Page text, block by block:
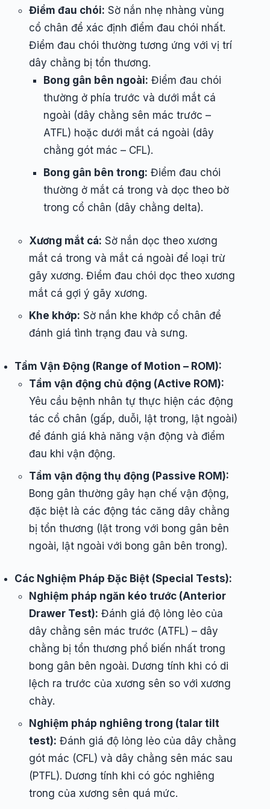
Điểm đau chói: Sờ nắn nhẹ nhàng vùng
cổ chân để xác định điểm đau chói nhất.
Điểm đau chói thường tương ứng với vị trí
dây chằng bị tổn thương.
Bong gân bên ngoài: Điểm đau chói
thường ở phía trước và dưới mắt cá
ngoài (dây chằng sên mác trước –
ATFL) hoặc dưới mắt cá ngoài (dây
chằng gót mác – CFL).
Bong gân bên trong: Điểm đau chói
thường ở mắt cá trong và dọc theo bờ
trong cổ chân (dây chằng delta).
Xương mắt cá: Sờ nắn dọc theo xương
mắt cá trong và mắt cá ngoài để loại trừ
gãy xương. Điểm đau chói dọc theo xương
mắt cá gợi ý gãy xương.
Khe khớp: Sờ nắn khe khớp cổ chân để
đánh giá tình trạng đau và sưng.
Tầm Vận Động (Range of Motion – ROM):
Tầm vận động chủ động (Active ROM):
Yêu cầu bệnh nhân tự thực hiện các động
tác cổ chân (gấp, duỗi, lật trong, lật ngoài)
để đánh giá khả năng vận động và điểm
đau khi vận động.
Tầm vận động thụ động (Passive ROM):
Bong gân thường gây hạn chế vận động,
đặc biệt là các động tác căng dây chằng
bị tổn thương (lật trong với bong gân bên
ngoài, lật ngoài với bong gân bên trong).
Các Nghiệm Pháp Đặc Biệt (Special Tests):
Nghiệm pháp ngăn kéo trước (Anterior
Drawer Test): Đánh giá độ lỏng lẻo của
dây chằng sên mác trước (ATFL) – dây
chằng bị tổn thương phổ biến nhất trong
bong gân bên ngoài. Dương tính khi có di
lệch ra trước của xương sên so với xương
chày.
Nghiệm pháp nghiêng trong (talar tilt
test): Đánh giá độ lỏng lẻo của dây chằng
gót mác (CFL) và dây chằng sên mác sau
(PTFL). Dương tính khi có góc nghiêng
trong của xương sên quá mức.